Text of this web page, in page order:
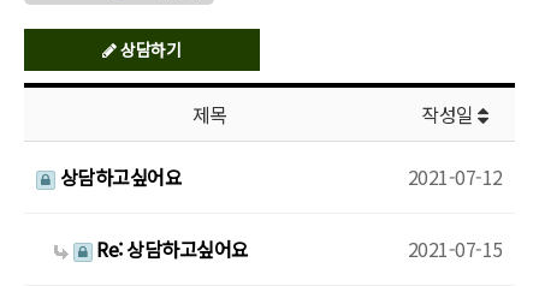
상담하기
제목 작성일
상담하고싶어요 2021-07-12
Re: 상담하고싶어요 2021-07-15